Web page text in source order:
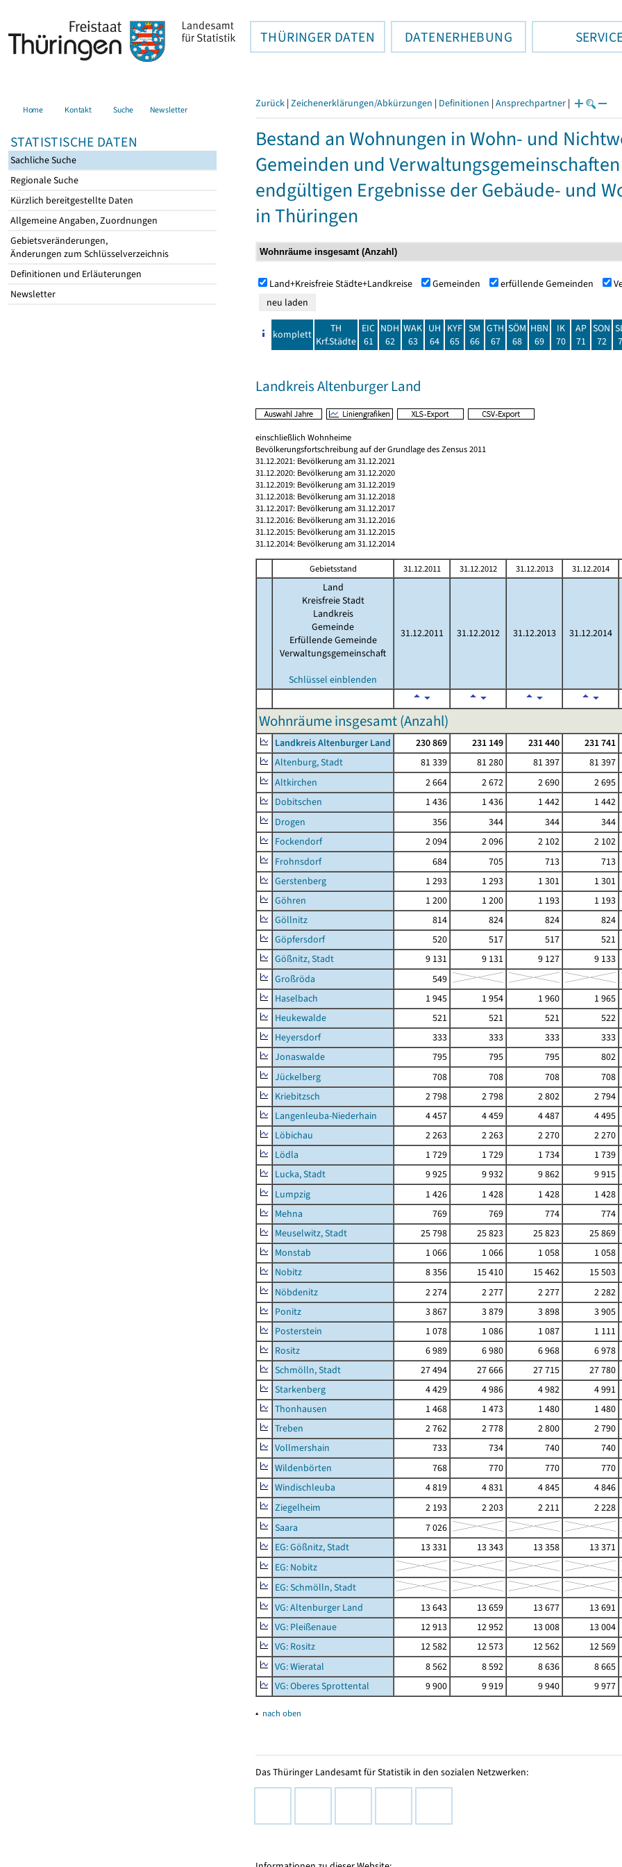
THÜRINGER DATEN DATENERHEBUNG
Home Kontakt Suche Newsletter
STATISTISCHE DATEN
Sachliche Suche
Regionale Suche
Kürzlich bereitgestellte Daten
Allgemeine Angaben, Zuordnungen
Gebietsveränderungen,
Änderungen zum Schlüsselverzeichnis
Definitionen und Erläuterungen
Newsletter
Zurück | Zeichenerklärungen/Abkürzungen | Definitionen | Ansprechpartner |
Bestand an Wohnungen in Wohn- und
Gemeinden und
endgültigen Ergebnisse der Gebäude- und
in Thüringen
Land+Kreisfreie Städte+Landkreise Gemeinden erfüllende Gemeinden
komplett
TH
Krf.Städte
EIC
61
NDH
62
WAK
63
UH
64
KYF
65
SM
66
GTH
67
SÖM
68
HBN
69
IK
70
AP
71
SON
72
Landkreis Altenburger Land
einschließlich Wohnheime
Bevölkerungsfortschreibung auf der Grundlage des Zensus 2011
31.12.2021: Bevölkerung am 31.12.2021
31.12.2020: Bevölkerung am 31.12.2020
31.12.2019: Bevölkerung am 31.12.2019
31.12.2018: Bevölkerung am 31.12.2018
31.12.2017: Bevölkerung am 31.12.2017
31.12.2016: Bevölkerung am 31.12.2016
31.12.2015: Bevölkerung am 31.12.2015
31.12.2014: Bevölkerung am 31.12.2014
Gebietsstand 31.12.2011 31.12.2012 31.12.2013 31.12.2014
Land
Kreisfreie Stadt
Landkreis
Gemeinde
Erfüllende Gemeinde
Verwaltungsgemeinschaft
Schlüssel einblenden
31.12.2011 31.12.2012 31.12.2013 31.12.2014
Wohnräume insgesamt (Anzahl)
Landkreis Altenburger Land 230 869 231 149 231 440 231 741
Altenburg, Stadt
81 339 81 280 81 397 81 397
Altkirchen
2 664 2 672 2 690 2 695
Dobitschen
1 436 1 436 1 442 1 442
Drogen
356 344 344 344
Fockendorf
2 094 2 096 2 102 2 102
Frohnsdorf
684 705 713 713
Gerstenberg
1 293 1 293 1 301 1 301
Göhren
1 200 1 200 1 193 1 193
Göllnitz
814 824 824 824
Göpfersdorf
520 517 517 521
Gößnitz, Stadt
9 131 9 131 9 127 9 133
Großröda
549
Haselbach
1 945 1 954 1 960 1 965
Heukewalde
521 521 521 522
Heyersdorf
333 333 333 333
Jonaswalde
795 795 795 802
Jückelberg
708 708 708 708
Kriebitzsch
2 798 2 798 2 802 2 794
Langenleuba-Niederhain
4 457 4 459 4 487 4 495
Löbichau
2 263 2 263 2 270 2 270
Lödla
1 729 1 729 1 734 1 739
Lucka, Stadt
9 925 9 932 9 862 9 915
Lumpzig
1 426 1 428 1 428 1 428
Mehna
769 769 774 774
Meuselwitz, Stadt
25 798 25 823 25 823 25 869
Monstab
1 066 1 066 1 058 1 058
Nobitz
8 356 15 410 15 462 15 503
Nöbdenitz
2 274 2 277 2 277 2 282
Ponitz
3 867 3 879 3 898 3 905
Posterstein
1 078 1 086 1 087 1 111
Rositz
6 989 6 980 6 968 6 978
Schmölln, Stadt
27 494 27 666 27 715 27 780
Starkenberg
4 429 4 986 4 982 4 991
Thonhausen
1 468 1 473 1 480 1 480
Treben
2 762 2 778 2 800 2 790
Vollmershain
733 734 740 740
Wildenbörten
768 770 770 770
Windischleuba
4 819 4 831 4 845 4 846
Ziegelheim
2 193 2 203 2 211 2 228
Saara
7 026
EG: Gößnitz, Stadt
13 331 13 343 13 358 13 371
EG: Nobitz
EG: Schmölln, Stadt
VG: Altenburger Land
13 643 13 659 13 677 13 691
VG: Pleißenaue
12 913 12 952 13 008 13 004
VG: Rositz
12 582 12 573 12 562 12 569
VG: Wieratal
8 562 8 592 8 636 8 665
VG: Oberes Sprottental
9 900 9 919 9 940 9 977
▴ nach oben
Das Thüringer Landesamt für Statistik in den sozialen Netzwerken: